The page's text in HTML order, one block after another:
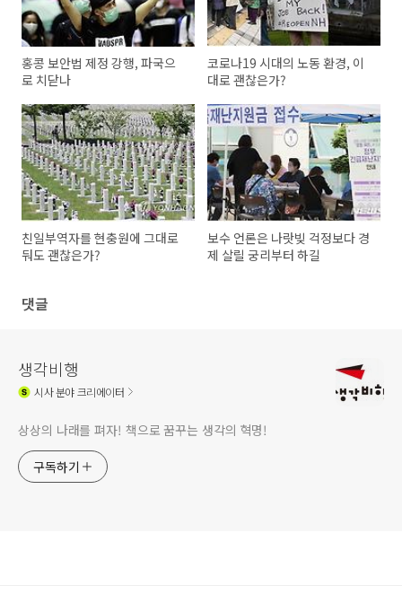
홍콩 보안법 제정 강행, 파국으
로 치닫나
코로나19 시대의 노동 환경, 이
대로 괜찮은가?
친일부역자를 현충원에 그대로
둬도 괜찮은가?
보수 언론은 나랏빚 걱정보다 경
제 살릴 궁리부터 하길
댓글
생각비행
시사분야 크리에이터
상상의 나래를 펴자! 책으로 꿈꾸는 생각의 혁명!
구독하기